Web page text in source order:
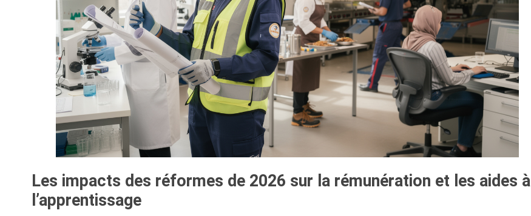
Les impacts des réformes de 2026 sur la rémunération et les aides à
l’apprentissage